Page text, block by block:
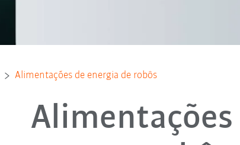
Alimentações de energia de robôs
Alimentações